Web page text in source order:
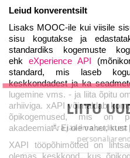
Leiud konverentsilt
Lisaks MOOC-ile kui viisile
sisu kogutakse ja
standardiks kogemuste
ehk eXperience API
standard, mis laseb
keskkondadest ja ka
lugemine vms. - ja liita õpitu
arhiiviga. xAPI võimaldab
õpikogemused, mis on
akadeemiat". Ei ole vahet, kust
XAPI tööpõhimõtted on
LIITU
Ära jää ilma